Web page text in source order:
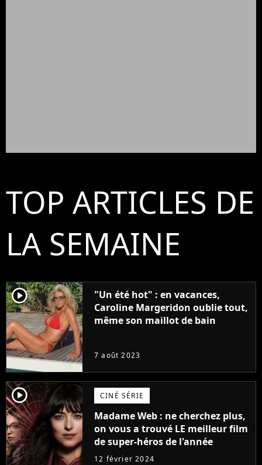
TOP ARTICLES DE
LA SEMAINE
player2
"Un été hot" : en vacances,
Caroline Margeridon oublie tout,
même son maillot de bain
7 août 2023
player2 CINÉ SÉRIE
Madame Web : ne cherchez plus,
on vous a trouvé LE meilleur film
de super-héros de l'année
12 février 2024